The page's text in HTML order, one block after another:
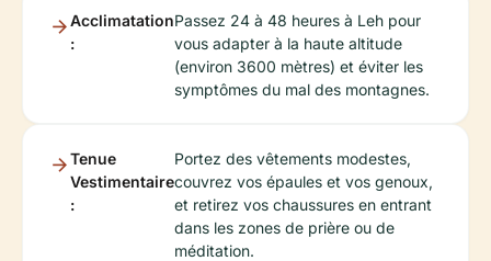
Acclimatation
:
Passez 24 à 48 heures à Leh pour
vous adapter à la haute altitude
(environ 3600 mètres) et éviter les
symptômes du mal des montagnes.
Tenue
Vestimentaire
:
Portez des vêtements modestes,
couvrez vos épaules et vos genoux,
et retirez vos chaussures en entrant
dans les zones de prière ou de
méditation.